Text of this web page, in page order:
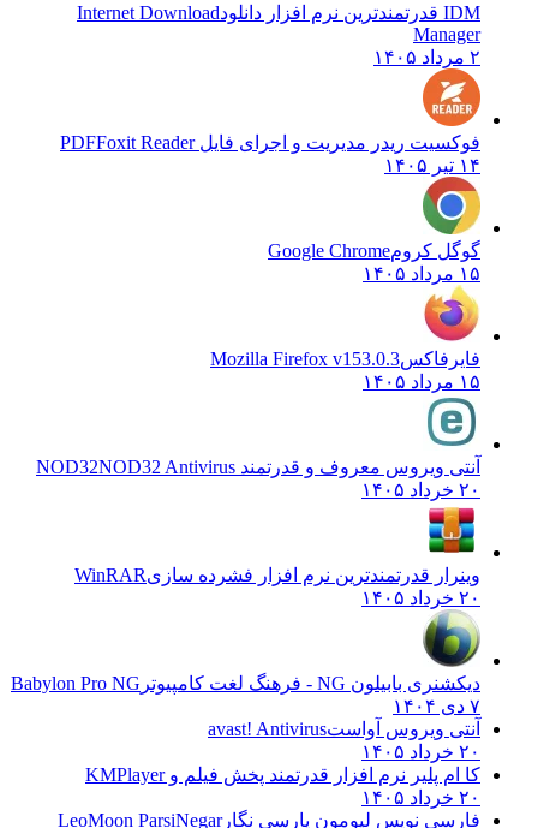
IDM قدرتمندترین نرم افزار دانلود
Internet Download
Manager
۲ مرداد ۱۴۰۵
فوکسیت ریدر مدیریت و اجرای فایل PDFFoxit Reader
۱۴ تیر ۱۴۰۵
گوگل کرومGoogle Chrome
۱۵ مرداد ۱۴۰۵
فایرفاکسMozilla Firefox v153.0.3
۱۵ مرداد ۱۴۰۵
آنتی ویروس معروف و قدرتمند NOD32 NOD32 Antivirus
۲۰ خرداد ۱۴۰۵
وینرار قدرتمندترین نرم افزار فشرده سازیWinRAR
۲۰ خرداد ۱۴۰۵
دیکشنری بابیلون NG - فرهنگ لغت کامپیوتر
Babylon Pro NG
۷ دی ۱۴۰۴
آنتی ویروس آواستavast! Antivirus
۲۰ خرداد ۱۴۰۵
کا ام پلیر نرم افزار قدرتمند پخش فیلم وKMPlayer
۲۰ خرداد ۱۴۰۵
فارسی نویس لیومون پارسی نگارLeoMoon ParsiNegar